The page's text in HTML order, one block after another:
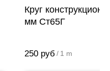
Круг
мм Ст65Г
250 руб / 1 m